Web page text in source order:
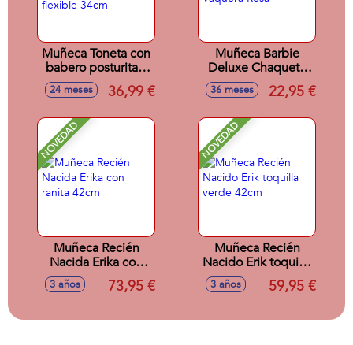
Muñeca Toneta con
babero posturitas.
Cuerpo flexible
34cm
24 meses 36,99 €
Muñeca Barbie
Deluxe Chaqueta
Vaquera Rosa
36 meses 22,95 €
NOVEDAD
Muñeca Recién
Nacida Erika con
ranita 42cm
3 años 73,95 €
NOVEDAD
Muñeca Recién
Nacido Erik toquilla
verde 42cm
3 años 59,95 €